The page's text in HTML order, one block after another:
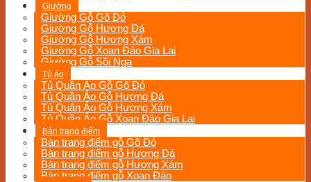
Giường
Giường Gỗ Gõ Đỏ
Giường Gỗ Hương Đá
Giường Gỗ Hương Xám
Giường Gỗ Xoan Đào Gia Lai
Giường Gỗ Sồi Nga
Tủ áo
Tủ Quần Áo Gỗ Gõ Đỏ
Tủ Quần Áo Gỗ Hương Đá
Tủ Quân Áo Gỗ Hương Xám
Tủ Quần Áo Gỗ Xoan Đào Gia Lai
Bàn trang điểm
Bàn trang điểm gỗ Gõ Đỏ
Bàn trang điểm gỗ Hương Đá
Bàn trang điểm gỗ Hương Xám
Bàn trang điểm gỗ Xoan Đào